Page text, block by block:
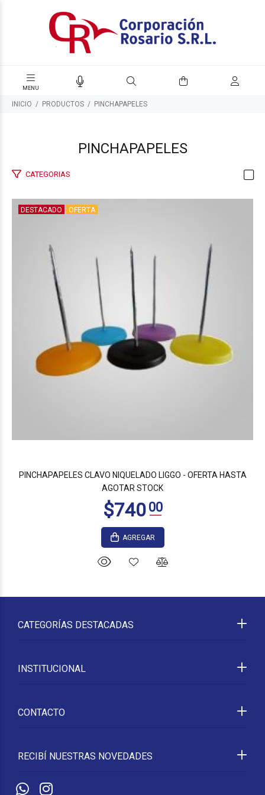
INICIO PRODUCTOS PINCHAPAPELES
PINCHAPAPELES
CATEGORIAS
DESTACADO OFERTA
PINCHAPAPELES CLAVO NIQUELADO LIGGO - OFERTA HASTA
AGOTAR STOCK
$740
AGREGAR
CATEGORÍAS DESTACADAS
INSTITUCIONAL
CONTACTO
RECIBÍ NUESTRAS NOVEDADES